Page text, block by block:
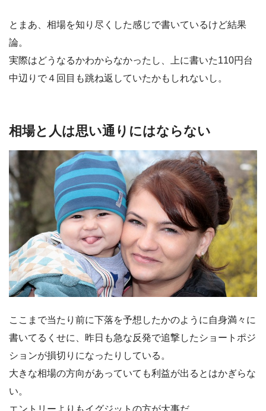
とまあ、相場を知り尽くした感じで書いているけど結果
論。
実際はどうなるかわからなかったし、上に書いた110円台
中辺りで４回目も跳ね返していたかもしれないし。
相場と人は思い通りにはならない
ここまで当たり前に下落を予想したかのように自身満々に
書いてるくせに、昨日も急な反発で追撃したショートポジ
ションが損切りになったりしている。
大きな相場の方向があっていても利益が出るとはかぎらな
い。